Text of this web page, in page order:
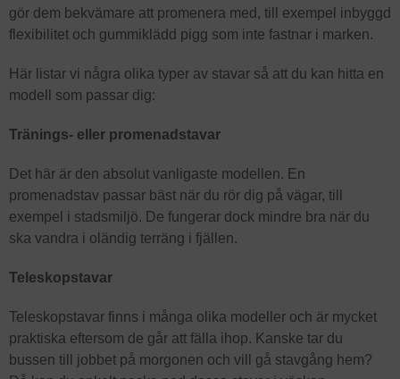
gör dem bekvämare att promenera med, till exempel inbyggd
flexibilitet och gummiklädd pigg som inte fastnar i marken.
Här listar vi några olika typer av stavar så att du kan hitta en
modell som passar dig:
Tränings- eller promenadstavar
Det här är den absolut vanligaste modellen. En
promenadstav passar bäst när du rör dig på vägar, till
exempel i stadsmiljö. De fungerar dock mindre bra när du
ska vandra i oländig terräng i fjällen.
Teleskopstavar
Teleskopstavar finns i många olika modeller och är mycket
praktiska eftersom de går att fälla ihop. Kanske tar du
bussen till jobbet på morgonen och vill gå stavgång hem?